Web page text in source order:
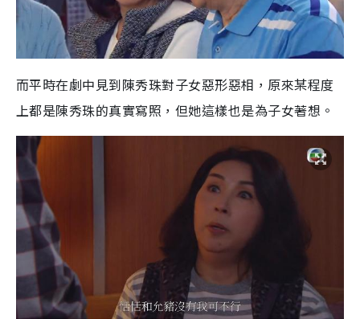
而平時在劇中見到陳秀珠對子女惡形惡相，原來某程度
上都是陳秀珠的真實寫照，但她這樣也是為子女著想。